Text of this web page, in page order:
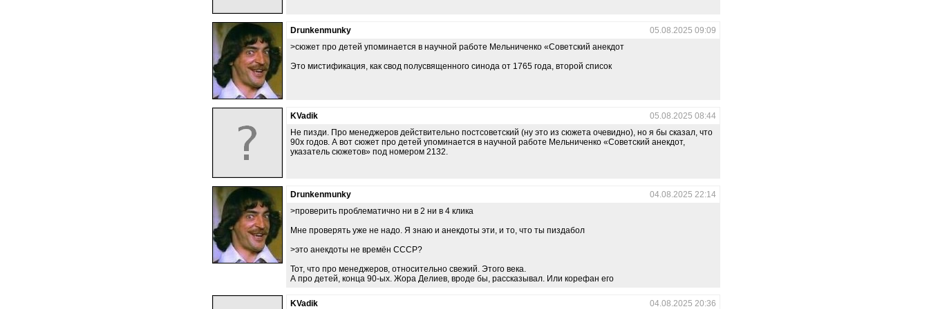
Drunkenmunky
05.08.2025 09:09
>сюжет про детей упоминается в научной работе Мельниченко «Советский анекдот
Это мистификация, как свод полусвященного синода от 1765 года, второй список
KVadik
05.08.2025 08:44
Не пизди. Про менеджеров действительно постсоветский (ну это из сюжета очевидно), но я бы сказал, что
90х годов. А вот сюжет про детей упоминается в научной работе Мельниченко «Советский анекдот,
указатель сюжетов» под номером 2132.
Drunkenmunky
04.08.2025 22:14
>проверить проблематично ни в 2 ни в 4 клика
Мне проверять уже не надо. Я знаю и анекдоты эти, и то, что ты пиздабол
>это анекдоты не времён СССР?
Тот, что про менеджеров, относительно свежий. Этого века.
А про детей, конца 90-ых. Жора Делиев, вроде бы, рассказывал. Или корефан его
KVadik 04.08.2025 20:36